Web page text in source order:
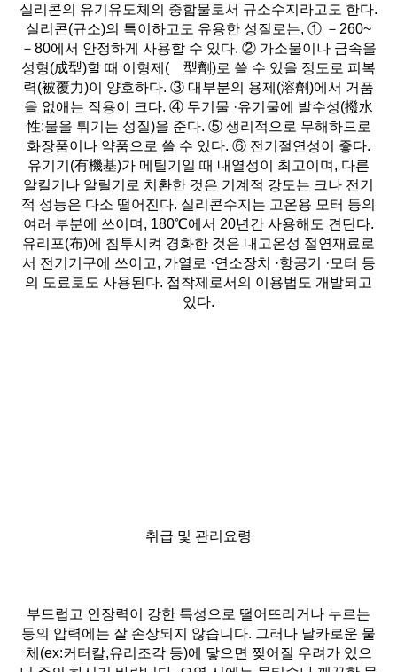
실리콘의 유기유도체의 중합물로서 규소수지라고도 한다.
실리콘(규소)의 특이하고도 유용한 성질로는, ① －260~
－80에서 안정하게 사용할 수 있다. ② 가소물이나 금속을
성형(成型)할 때 이형제(離型劑)로 쓸 수 있을 정도로 피복
력(被覆力)이 양호하다. ③ 대부분의 용제(溶劑)에서 거품
을 없애는 작용이 크다. ④ 무기물 ·유기물에 발수성(撥水
性:물을 튀기는 성질)을 준다. ⑤ 생리적으로 무해하므로
화장품이나 약품으로 쓸 수 있다. ⑥ 전기절연성이 좋다.
유기기(有機基)가 메틸기일 때 내열성이 최고이며, 다른
알킬기나 알릴기로 치환한 것은 기계적 강도는 크나 전기
적 성능은 다소 떨어진다. 실리콘수지는 고온용 모터 등의
여러 부분에 쓰이며, 180℃에서 20년간 사용해도 견딘다.
유리포(布)에 침투시켜 경화한 것은 내고온성 절연재료로
서 전기기구에 쓰이고, 가열로 ·연소장치 ·항공기 ·모터 등
의 도료로도 사용된다. 접착제로서의 이용법도 개발되고
있다.
취급 및 관리요령
부드럽고 인장력이 강한 특성으로 떨어뜨리거나 누르는
등의 압력에는 잘 손상되지 않습니다. 그러나 날카로운 물
체(ex:커터칼,유리조각 등)에 닿으면 찢어질 우려가 있으